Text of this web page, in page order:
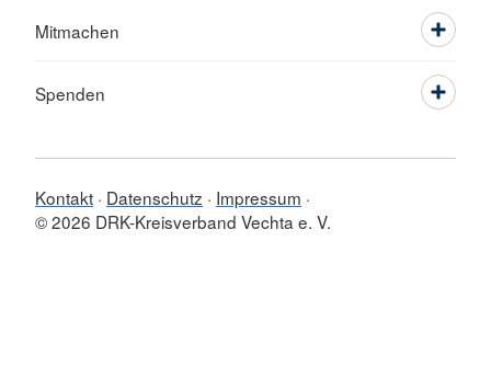
Mitmachen
Spenden
Kontakt Datenschutz
Impressum
© 2026 DRK-Kreisverband Vechta e. V.